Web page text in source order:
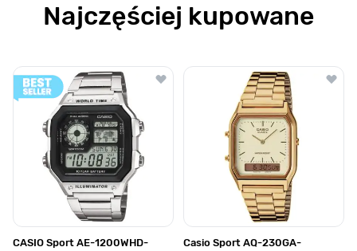
Najczęściej kupowane
Poruszanie się po elementach karuzeli jest możliwe za pomocą
Naciśnij, aby pominąć karuzelę
Naciśnij, aby przejść do nawigacji karuzeli
CASIO Sport AE-1200WHD-
Casio Sport AQ-230GA-